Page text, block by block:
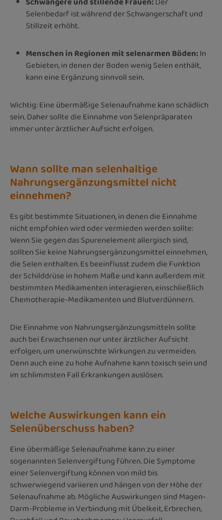
Selenbedarf ist während der Schwangerschaft und
Stillzeit erhöht.
Menschen in Regionen mit selenarmen Böden:In
Gebieten, in denen der Boden wenig Selen enthält,
kann eine Ergänzung sinnvoll sein.
Wichtig: Eine übermäßige Selenaufnahme kann schädlich
sein. Daher sollte die Einnahme von Selenpräparaten
immer unter ärztlicher Aufsicht erfolgen.
Wann sollte man selenhaltige
Nahrungsergänzungsmittel nicht
einnehmen?
Es gibt bestimmte Situationen, in denen die Einnahme
nicht empfohlen wird oder vermieden werden sollte:
Wenn Sie gegen das Spurenelement allergisch sind,
sollten Sie keine Nahrungsergänzungsmittel einnehmen,
die Selen enthalten. Es beeinflusst zudem die Funktion
der Schilddrüse in hohem Maße und kann außerdem mit
bestimmten Medikamenten interagieren, einschließlich
Chemotherapie-Medikamenten und Blutverdünnern.
Die Einnahme von Nahrungsergänzungsmitteln sollte
auch bei Erwachsenen nur unter ärztlicher Aufsicht
erfolgen, um unerwünschte Wirkungen zu vermeiden.
Denn auch eine zu hohe Aufnahme kann toxisch sein und
im schlimmsten Fall Erkrankungen auslösen.
Welche Auswirkungen kann ein
Selenüberschuss haben?
Eine übermäßige Selenaufnahme kann zu einer
sogenannten Selenvergiftung führen. Die Symptome
einer Selenvergiftung können von mild bis
schwerwiegend variieren und hängen von der Höhe der
Selenaufnahme ab. Mögliche Auswirkungen sind Magen-
Darm-Probleme in Verbindung mit Übelkeit, Erbrechen,